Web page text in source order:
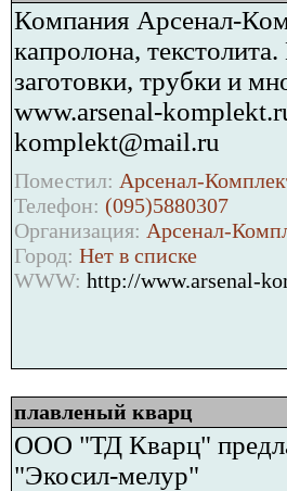
Компания Арсенал-
капролона,
заготовки, трубки и
www.arsenal-
komplekt@mail.ru
Поместил: Арсенал-
Телефон: (095)5880307
Организация: Арсенал-
Город: Нет в списке
WWW: http://www.arsenal-
плавленый кварц
ООО "ТД Кварц"
"Экосил-мелур"